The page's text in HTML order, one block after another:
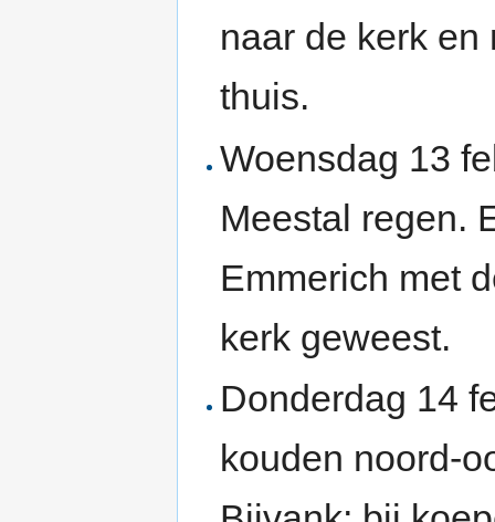
naar de kerk en
thuis.
Woensdag 13
Meestal regen.
Emmerich met
kerk geweest.
Donderdag 14
kouden noord-